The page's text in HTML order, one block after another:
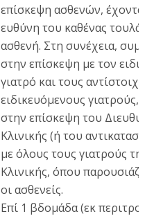
επίσκεψη ασθενών, έχοντας
ευθύνη του καθένας
ασθενή. Στη συνέχεια,
στην επίσκεψη με τον
γιατρό και τους
ειδικευόμενους γιατρούς,
στην επίσκεψη του
Κλινικής (ή του
με όλους τους γιατρούς της
Κλινικής, όπου
οι ασθενείς.
Επί 1 βδομάδα (εκ